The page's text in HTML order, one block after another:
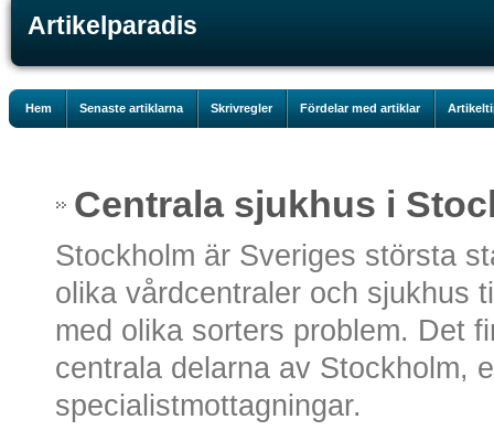
Artikelparadis
Hem Senaste artiklarna Skrivregler Fördelar med artiklar
Centrala sjukhus i
Stockholm är Sveriges största
olika vårdcentraler och sjukhus
med olika sorters problem. Det
centrala delarna av Stockholm,
specialistmottagningar.